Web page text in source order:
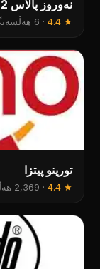
نەوروز پالاس 2
★
4.4
· 6 هەڵسەنگاندن
تورینو پیتزا
★
4.4
· 2,369 هەڵسەنگاندن